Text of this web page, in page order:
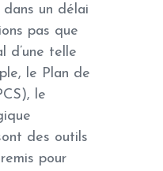
un délai
pas que
d’une telle
le Plan de
le
des outils
pour